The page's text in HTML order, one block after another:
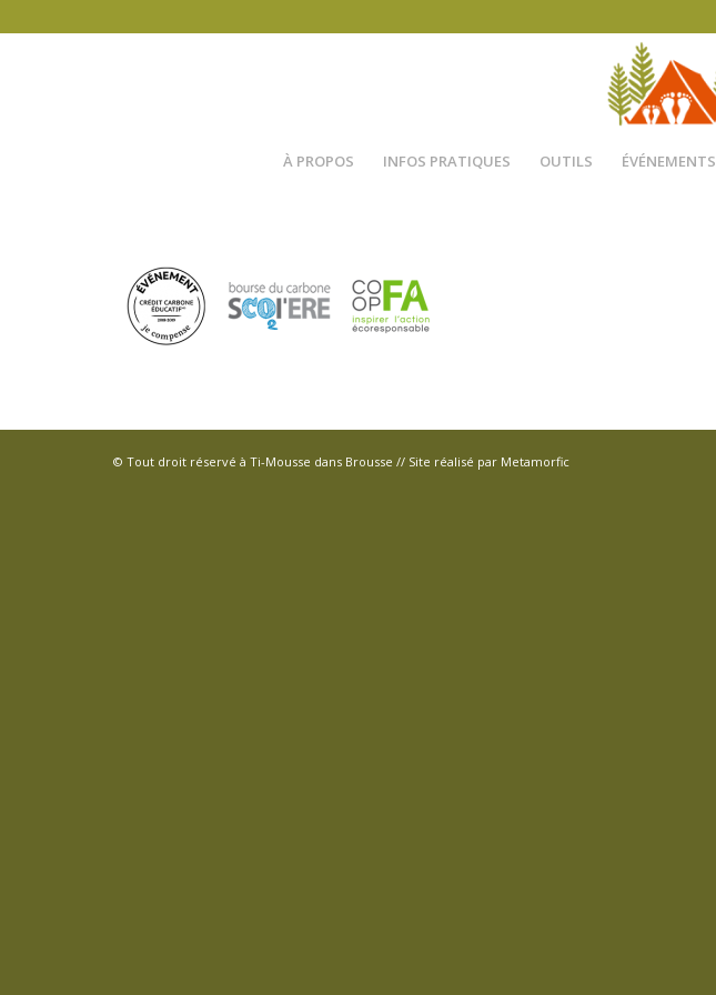
À PROPOS INFOS PRATIQUES OUTILS ÉVÉNEMENTS
© Tout droit réservé à Ti-Mousse dans Brousse // Site réalisé par Metamorfic